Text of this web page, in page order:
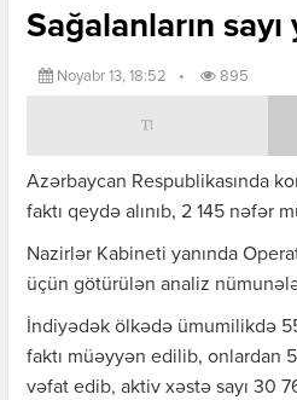
Sağalanların
Noyabr 13, 18:52 • 895
Azərbaycan Respublikasında
faktı qeydə alınıb, 2 145 nəfər
Nazirlər Kabineti yanında
üçün götürülən analiz
İndiyədək ölkədə ümumilikdə
faktı müəyyən edilib, onlardan
vəfat edib, aktiv xəstə sayı 30